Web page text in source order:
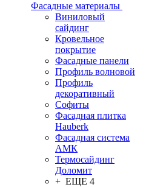
Фасадные материалы
Виниловый
сайдинг
Кровельное
покрытие
Фасадные панели
Профиль волновой
Профиль
декоративный
Софиты
Фасадная плитка
Hauberk
Фасадная система
АМК
Термосайдинг
Доломит
+ ЕЩЕ 4